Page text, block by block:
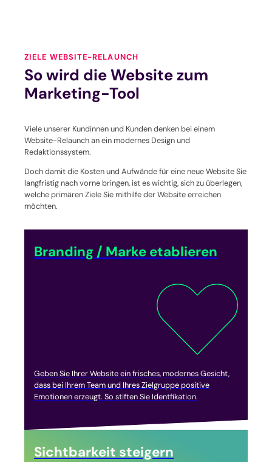
ZIELE WEBSITE-RELAUNCH
So wird die Website zum
Marketing-Tool
Viele unserer Kundinnen und Kunden denken bei einem
Website-Relaunch an ein modernes Design und
Redaktionssystem.
Doch damit die Kosten und Aufwände für eine neue Website Sie
langfristig nach vorne bringen, ist es wichtig, sich zu überlegen,
welche primären Ziele Sie mithilfe der Website erreichen
möchten.
Branding / Marke etablieren
Geben Sie Ihrer Website ein frisches, modernes Gesicht,
dass bei Ihrem Team und Ihres Zielgruppe positive
Emotionen erzeugt. So stiften Sie Identfikation.
Sichtbarkeit steigern